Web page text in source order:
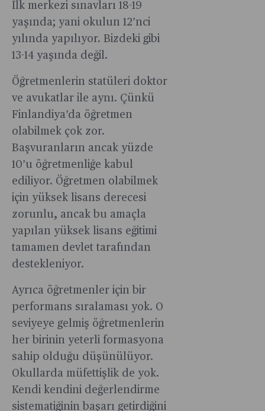
İlk merkezi sınavları 18-19
yaşında; yani okulun 12’nci
yılında yapılıyor. Bizdeki gibi
13-14 yaşında değil.
Öğretmenlerin statüleri doktor
ve avukatlar ile aynı. Çünkü
Finlandiya’da öğretmen
olabilmek çok zor.
Başvuranların ancak yüzde
10’u öğretmenliğe kabul
ediliyor. Öğretmen olabilmek
için yüksek lisans derecesi
zorunlu, ancak bu amaçla
yapılan yüksek lisans eğitimi
tamamen devlet tarafından
destekleniyor.
Ayrıca öğretmenler için bir
performans sıralaması yok. O
seviyeye gelmiş öğretmenlerin
her birinin yeterli formasyona
sahip olduğu düşünülüyor.
Okullarda müfettişlik de yok.
Kendi kendini değerlendirme
sistematiğinin başarı getirdiğini